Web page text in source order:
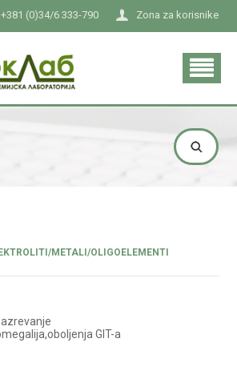
Zona za korisnike
+381 (0)34/6 333-790
METALI/OLIGOELEMENTI
GIT-a